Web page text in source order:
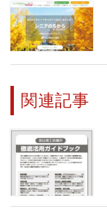
関連記事